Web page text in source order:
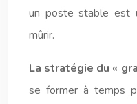
un poste stable est
mûrir.
La stratégie du «
se former à temps